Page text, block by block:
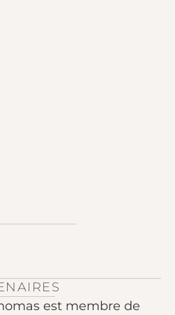
est membre de